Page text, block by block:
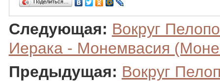
Поделиться…
Следующая: Вокруг
Иерака - Монемвасия
Предыдущая: Вокруг